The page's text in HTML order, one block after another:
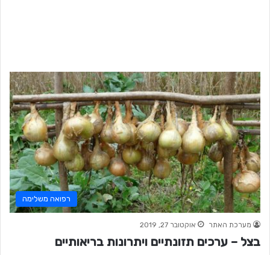
רפואה משלימה
מערכת האתר אוקטובר 27, 2019
בצל – ערכים תזונתיים ויתרונות בריאותיים